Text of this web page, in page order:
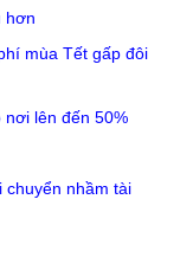
hơn
mùa Tết gấp đôi
nơi lên đến 50%
chuyển nhầm tài